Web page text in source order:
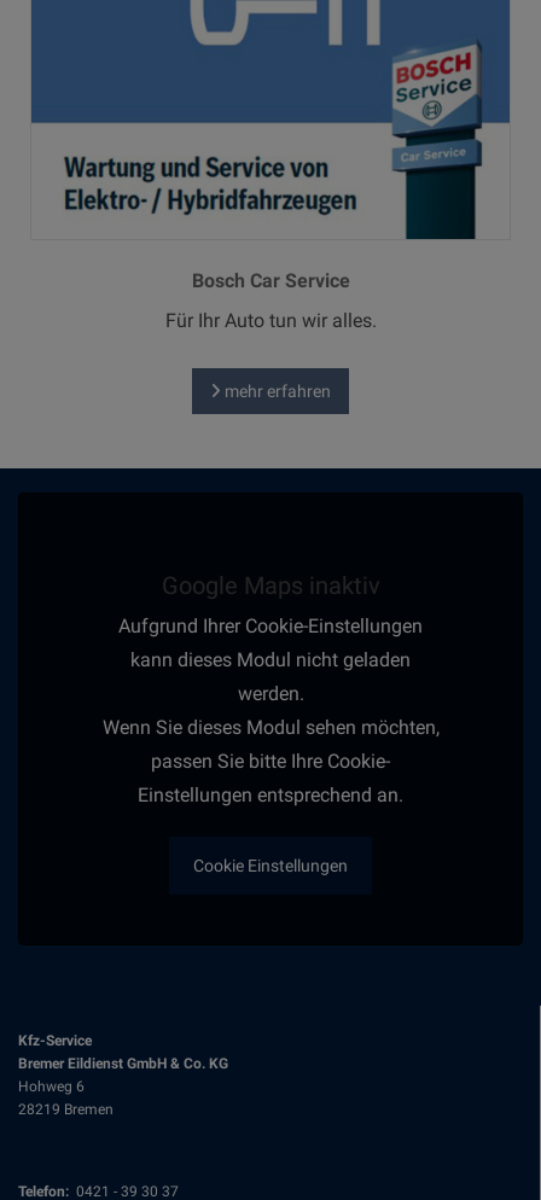
Bosch Car Service
Für Ihr Auto tun wir alles.
mehr erfahren
Google Maps inaktiv
Aufgrund Ihrer Cookie-Einstellungen
kann dieses Modul nicht geladen
werden.
Wenn Sie dieses Modul sehen möchten,
passen Sie bitte Ihre Cookie-
Einstellungen entsprechend an.
Cookie Einstellungen
Kfz-Service
Bremer Eildienst GmbH & Co. KG
Hohweg 6
28219 Bremen
Telefon: 0421 - 39 30 37